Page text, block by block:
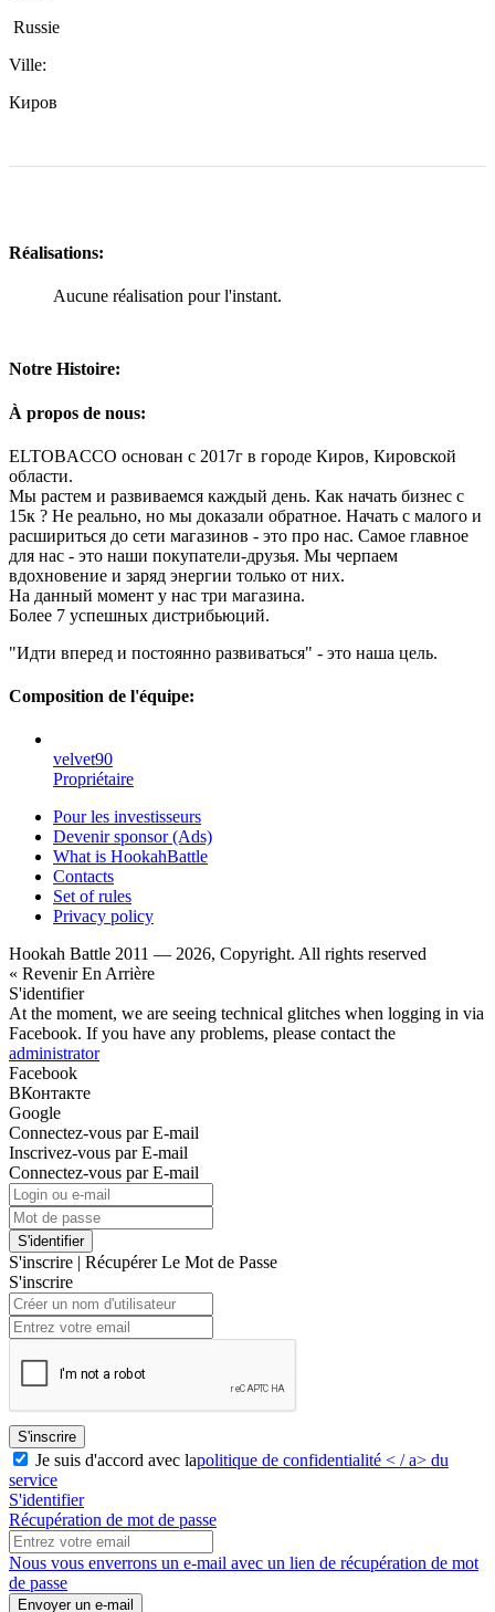
Russie
Ville:
Киров
Réalisations:
Aucune réalisation pour l'instant.
Notre Histoire:
À propos de nous:
ELTOBACCO основан с 2017г в городе Киров, Кировской
области.
Мы растем и развиваемся каждый день. Как начать бизнес с
15к ? Не реально, но мы доказали обратное. Начать с малого и
расшириться до сети магазинов - это про нас. Самое главное
для нас - это наши покупатели-друзья. Мы черпаем
вдохновение и заряд энергии только от них.
На данный момент у нас три магазина.
Более 7 успешных дистрибьюций.
"Идти вперед и постоянно развиваться" - это наша цель.
Composition de l'équipe:
velvet90
Propriétaire
Pour les investisseurs
Devenir sponsor (Ads)
What is HookahBattle
Contacts
Set of rules
Privacy policy
Hookah Battle 2011 — 2026, Copyright. All rights reserved
« Revenir En Arrière
S'identifier
At the moment, we are seeing technical glitches when logging in via
Facebook. If you have any problems, please contact the
administrator
Facebook
ВКонтакте
Google
Connectez-vous par E-mail
Inscrivez-vous par E-mail
Connectez-vous par E-mail
S'identifier
S'inscrire | Récupérer Le Mot de Passe
S'inscrire
S'inscrire
Je suis d'accord avec lapolitique de confidentialité < / a> du
service
S'identifier
Récupération de mot de passe
Nous vous enverrons un e-mail avec un lien de récupération de mot
de passe
Envoyer un e-mail